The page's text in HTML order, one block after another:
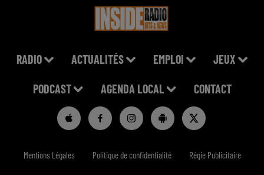
RADIO ACTUALITÉS EMPLOI JEUX
PODCAST AGENDA LOCAL CONTACT
Mentions Légales Politique de confidentialité Régie Publicitaire